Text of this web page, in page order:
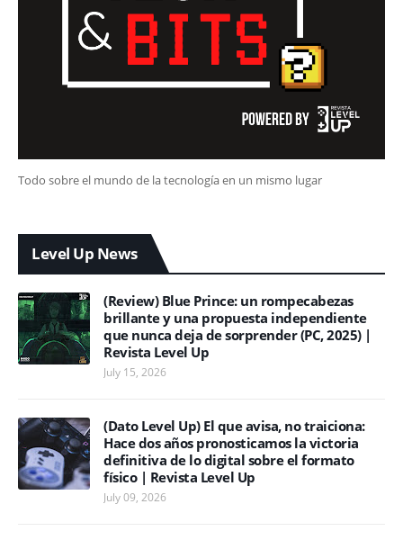
Todo sobre el mundo de la tecnología en un mismo lugar
Level Up News
(Review) Blue Prince: un rompecabezas
brillante y una propuesta independiente
que nunca deja de sorprender (PC, 2025) |
Revista Level Up
July 15, 2026
(Dato Level Up) El que avisa, no traiciona:
Hace dos años pronosticamos la victoria
definitiva de lo digital sobre el formato
físico | Revista Level Up
July 09, 2026